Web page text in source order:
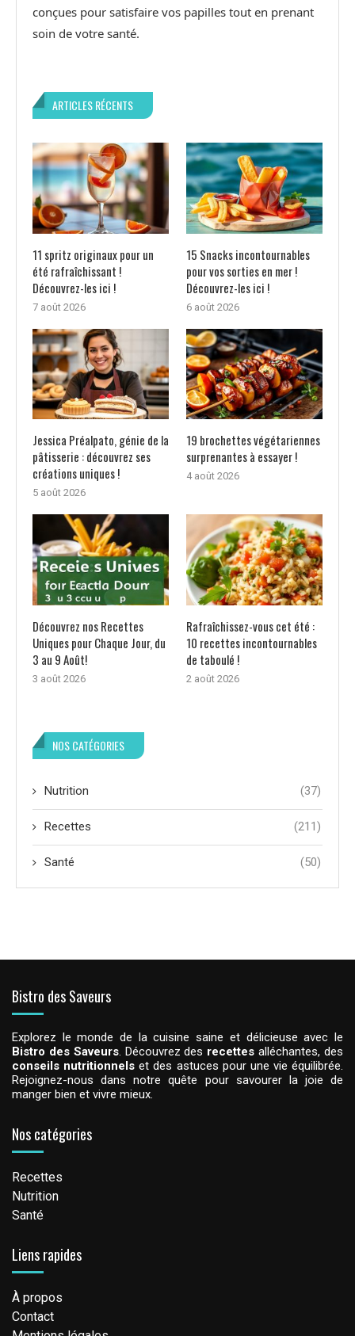
conçues pour satisfaire vos papilles tout en prenant
soin de votre santé.
ARTICLES RÉCENTS
11 spritz originaux pour un
été rafraîchissant !
Découvrez-les ici !
7 août 2026
15 Snacks incontournables
pour vos sorties en mer !
Découvrez-les ici !
6 août 2026
Jessica Préalpato, génie de la
pâtisserie : découvrez ses
créations uniques !
5 août 2026
19 brochettes végétariennes
surprenantes à essayer !
4 août 2026
Découvrez nos Recettes
Uniques pour Chaque Jour, du
3 au 9 Août!
3 août 2026
Rafraîchissez-vous cet été :
10 recettes incontournables
de taboulé !
2 août 2026
NOS CATÉGORIES
Nutrition (37)
Recettes (211)
Santé (50)
Bistro des Saveurs
Explorez le monde de la cuisine saine et délicieuse avec le
Bistro des Saveurs. Découvrez des recettes alléchantes, des
conseils nutritionnels et des astuces pour une vie équilibrée.
Rejoignez-nous dans notre quête pour savourer la joie de
manger bien et vivre mieux.
Nos catégories
Recettes
Nutrition
Santé
Liens rapides
À propos
Contact